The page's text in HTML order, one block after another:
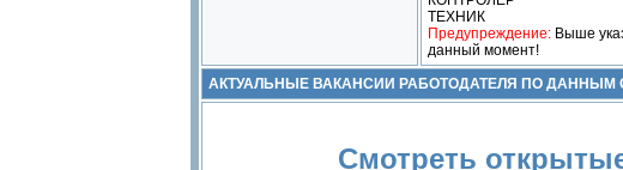
ТЕХНИК
Предупреждение:Выше
данный момент!
АКТУАЛЬНЫЕ ВАКАНСИИ РАБОТОДАТЕЛЯ ПО
Смотреть